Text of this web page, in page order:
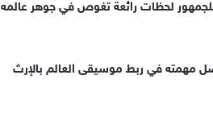
لحظات رائعة تغوص في جوهر عالمه
مهمته في ربط موسيقى العالم بالإرث